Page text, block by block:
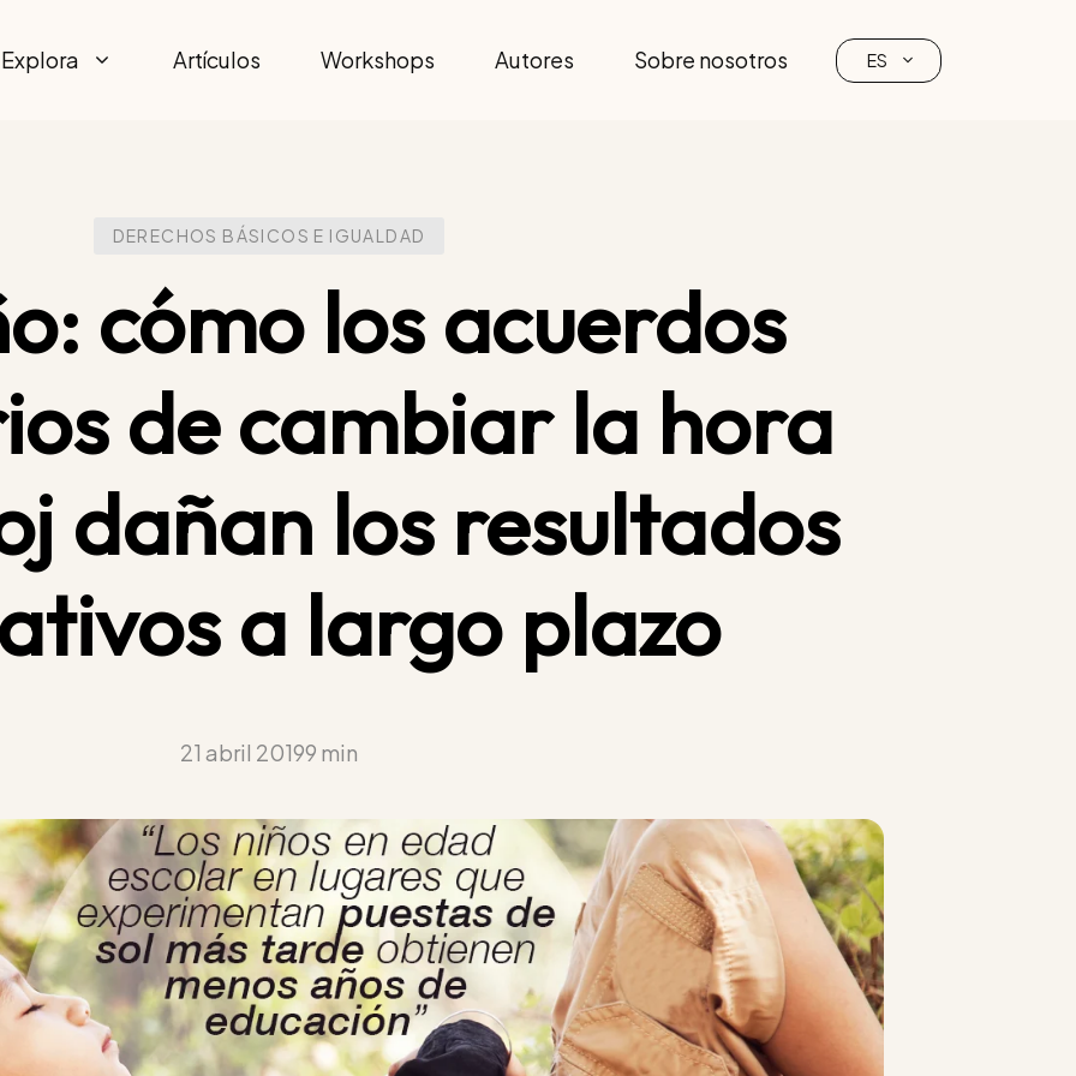
Explora Artículos Workshops Autores Sobre nosotros ES
DERECHOS BÁSICOS E IGUALDAD
cómo los acuerdos
de cambiar la hora
dañan los resultados
a largo plazo
21 abril 20199 min